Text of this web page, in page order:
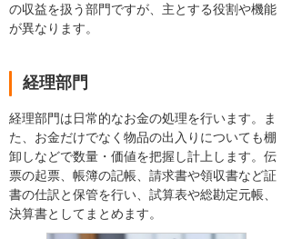
の収益を扱う部門ですが、主とする役割や機能
が異なります。
経理部門
経理部門は日常的なお金の処理を行います。ま
た、お金だけでなく物品の出入りについても棚
卸しなどで数量・価値を把握し計上します。伝
票の起票、帳簿の記帳、請求書や領収書など証
書の仕訳と保管を行い、試算表や総勘定元帳、
決算書としてまとめます。